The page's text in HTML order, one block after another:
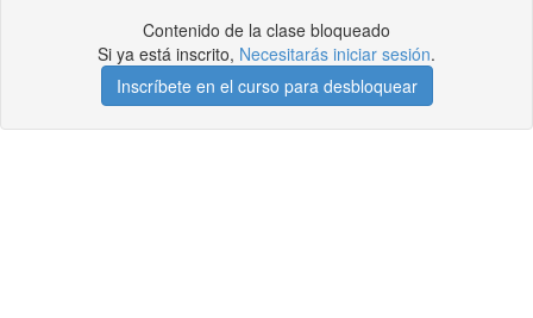
Contenido de la clase bloqueado
Si ya está inscrito, Necesitarás iniciar sesión.
Inscríbete en el curso para desbloquear